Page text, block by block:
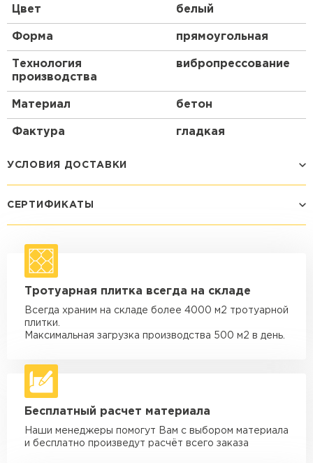
Цвет белый
Форма прямоугольная
Технология
производства
вибропрессование
Материал бетон
Фактура гладкая
УСЛОВИЯ ДОСТАВКИ
макс. длина груза 4 м
Машина - 1,5 тн до 20 м3
макс. длина груза 4 м
Машина - 3,5 тн до 30 м3
макс. длина груза 6 м
макс. длина груза 6 м
Машина - 10 тн до 50 м3
макс. длина груза 8 м
Машина - 20 тн до 80 м3
от 5 500 ₽
СЕРТИФИКАТЫ
Тротуарная плитка всегда на складе
Всегда храним на складе более 4000 м2 тротуарной
плитки.
Максимальная загрузка производства 500 м2 в день.
Бесплатный расчет материала
Наши менеджеры помогут Вам с выбором материала
и бесплатно произведут расчёт всего заказа